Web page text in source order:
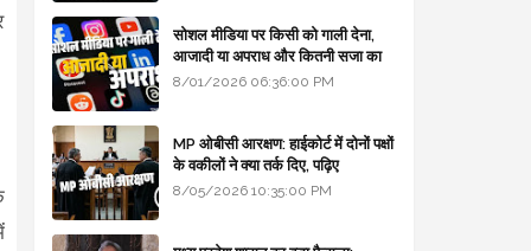
सोशल मीडिया पर किसी को गाली देना,
आजादी या अपराध और कितनी सजा का
प्रावधान - free legal advice
8/01/2026 06:36:00 PM
MP ओबीसी आरक्षण: हाईकोर्ट में दोनों पक्षों
के वकीलों ने क्या तर्क दिए, पढ़िए
8/05/2026 10:35:00 PM